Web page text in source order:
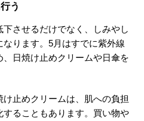
う
させるだけでなく、しみやし
ります。5月はすでに紫外線
日焼け止めクリームや日傘を
止めクリームは、肌への負担
ることもあります。買い物や